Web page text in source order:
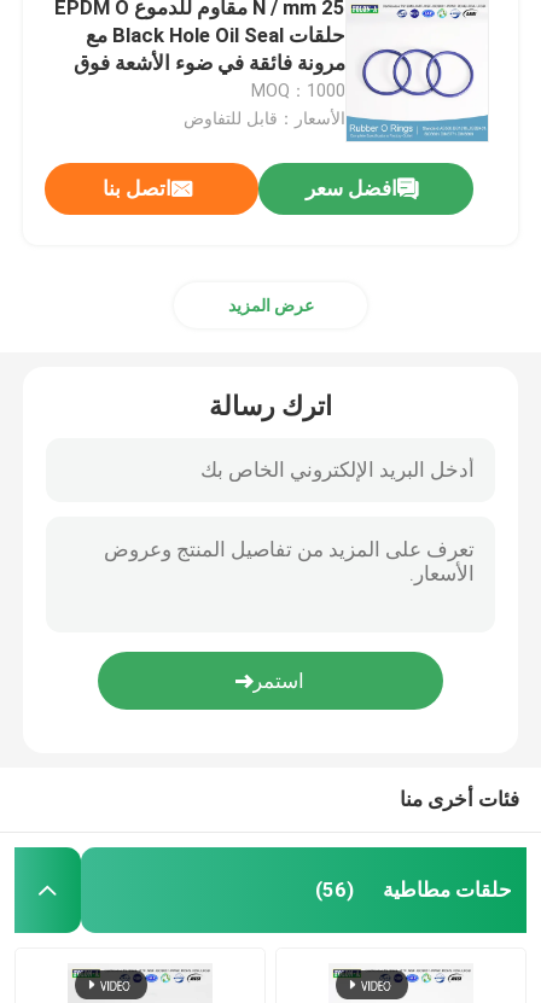
PTFE المغلفة يا الدائري
حلقة O مطلية بالتفلون
حلقة احتياطية
25 N / mm مقاوم للدموع EPDM O
حلقات Black Hole Oil Seal مع
مرونة فائقة في ضوء الأشعة فوق
البنفسجية منخفضة درجة الحرارة
MOQ：1000
الأسعار：قابل للتفاوض
افضل سعر اتصل بنا
عرض المزيد
اترك رسالة
فئات أخرى منا
حلقات مطاطية (56)